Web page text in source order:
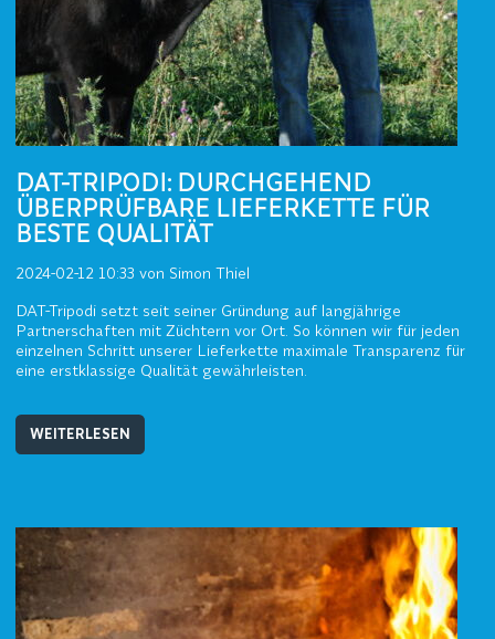
DAT-TRIPODI: DURCHGEHEND
ÜBERPRÜFBARE LIEFERKETTE FÜR
BESTE QUALITÄT
2024-02-12 10:33 von Simon Thiel
DAT-Tripodi setzt seit seiner Gründung auf langjährige
Partnerschaften mit Züchtern vor Ort. So können wir für jeden
einzelnen Schritt unserer Lieferkette maximale Transparenz für
eine erstklassige Qualität gewährleisten.
WEITERLESEN